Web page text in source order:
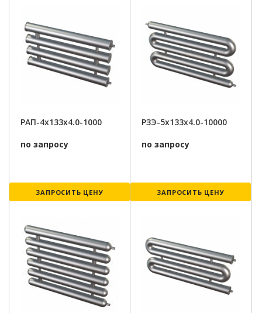
РАП-4x133x4.0-1000
по запросу
ЗАПРОСИТЬ ЦЕНУ
РЗЭ-5x133x4.0-10000
по запросу
ЗАПРОСИТЬ ЦЕНУ